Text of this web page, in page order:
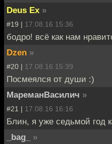
Deus Ex »
#19 | 17.08.16 15:36
бодро! всё как нам
Dzen »
#20 | 17.08.16 15:39
Посмеялся от души :)
МареманВасилич »
#21 | 17.08.16 16:16
Блин, я уже седьмой год
_bag_
»